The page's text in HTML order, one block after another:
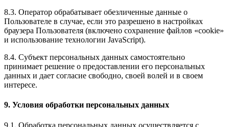
8.3. Оператор обрабатывает обезличенные данные о
Пользователе в случае, если это разрешено в настройках
браузера Пользователя (включено сохранение файлов «cookie»
и использование технологии JavaScript).
8.4. Субъект персональных данных самостоятельно
принимает решение о предоставлении его персональных
данных и дает согласие свободно, своей волей и в своем
интересе.
9. Условия обработки персональных данных
9.1. Обработка персональных данных осуществляется с